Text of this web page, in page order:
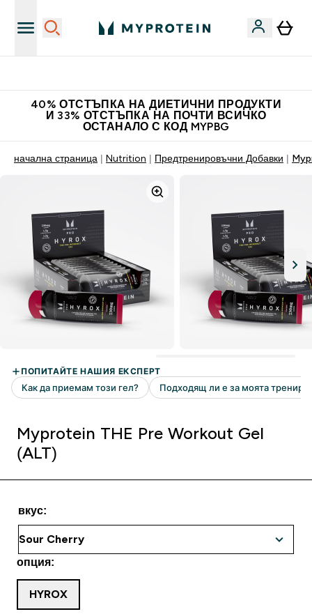
40% ОТСТЪПКА НА ДИЕТИЧНИ ПРОДУКТИ
И 33% ОТСТЪПКА НА ПОЧТИ ВСИЧКО
ОСТАНАЛО С КОД MYPBG
начална страница Nutrition Предтренировъчни Добавки
Myprotein THE Pre Workout Gel
(ALT)
вкус:
опция:
HYROX